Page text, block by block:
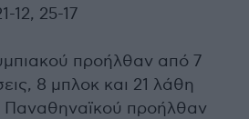
12, 25-17
προήλθαν από 7
8 μπλοκ και 21 λάθη
Παναθηναϊκού προήλθαν